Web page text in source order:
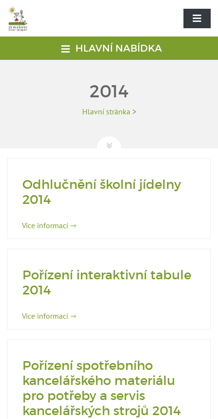
HLAVNÍ NABÍDKA
2014
Hlavní stránka >
Odhlučnění školní jídelny
2014
Více informací ⇾
Pořízení interaktivní tabule
2014
Více informací ⇾
Pořízení spotřebního
kancelářského materiálu
pro potřeby a servis
kancelářských strojů 2014